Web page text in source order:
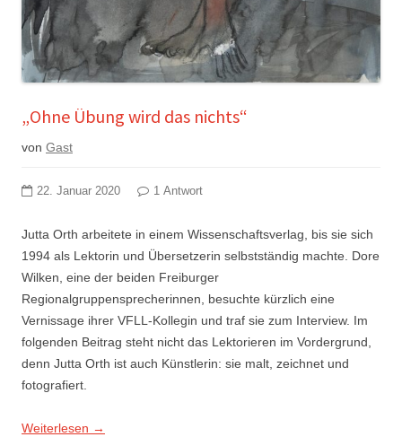
„Ohne Übung wird das nichts“
von Gast
22. Januar 2020 1 Antwort
Jutta Orth arbeitete in einem Wissenschaftsverlag, bis sie sich
1994 als Lektorin und Übersetzerin selbstständig machte. Dore
Wilken, eine der beiden Freiburger
Regionalgruppensprecherinnen, besuchte kürzlich eine
Vernissage ihrer VFLL-Kollegin und traf sie zum Interview. Im
folgenden Beitrag steht nicht das Lektorieren im Vordergrund,
denn Jutta Orth ist auch Künstlerin: sie malt, zeichnet und
fotografiert.
Weiterlesen →